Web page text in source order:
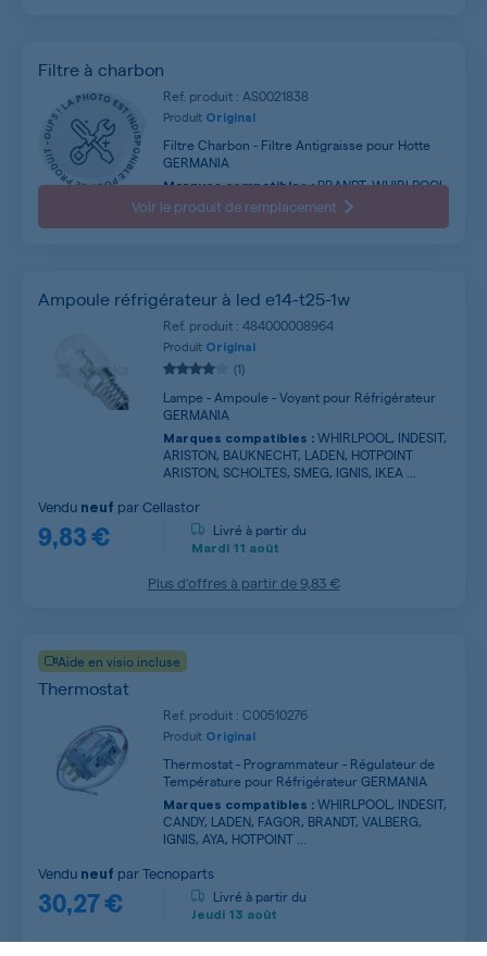
Filtre à charbon
Ref. produit : AS0021838
Produit Original
Filtre Charbon - Filtre Antigraisse pour Hotte
GERMANIA
Marques compatibles :BRANDT, WHIRLPOOL,
CANDY, ROSIERES, THERMOR, SAUTER, FAGOR,
ELECTROLUX, IKEA, SCHOLTES ...
Voir le produit de remplacement
Ampoule réfrigérateur à led e14-t25-1w
Ref. produit : 484000008964
Produit Original
(1)
Lampe - Ampoule - Voyant pour Réfrigérateur
GERMANIA
Marques compatibles : WHIRLPOOL, INDESIT,
ARISTON, BAUKNECHT, LADEN, HOTPOINT
ARISTON, SCHOLTES, SMEG, IGNIS, IKEA ...
9,83 €
Vendu neuf parCellastor
Livré à partir du
Mardi 11 août
Plus d’offres à partir de 9,83 €
Aide en visio incluse
Thermostat
Ref. produit : C00510276
Produit Original
Thermostat - Programmateur - Régulateur de
Température pour Réfrigérateur GERMANIA
Marques compatibles : WHIRLPOOL, INDESIT,
CANDY, LADEN, FAGOR, BRANDT, VALBERG,
IGNIS, AYA, HOTPOINT ...
30,27 €
Vendu neuf parTecnoparts
Livré à partir du
Jeudi 13 août